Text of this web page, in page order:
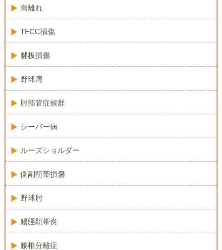
肉離れ
TFCC損傷
腱板損傷
野球肩
肘部管症候群
シーバー病
ルーズショルダー
側副靭帯損傷
野球肘
腸脛靭帯炎
腰椎分離症